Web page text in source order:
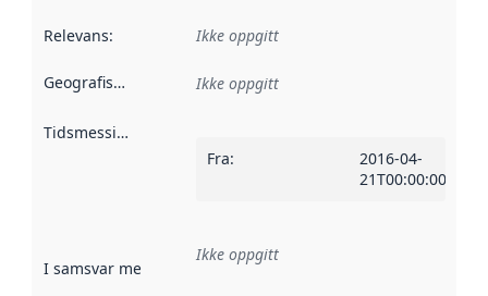
Relevans: Ikke oppgitt
Geografisk avgrensning :
Ikke oppgitt
Tidsmessig avgrensning
Fra:
2016-04-
21T00:00:00Z
I samsvar med Referanse til en implementasjonsregel
Ikke oppgitt